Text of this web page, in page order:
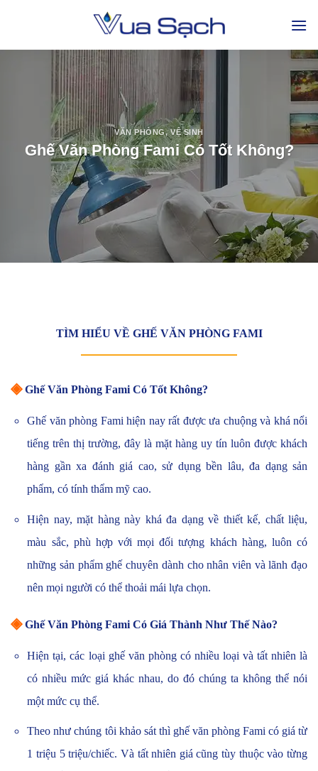
VĂN PHÒNG,VỆ SINH
Ghế Văn Phòng Fami Có Tốt Không?
TÌM HIỂU VỀ GHẾ VĂN PHÒNG FAMI
◈ Ghế Văn Phòng Fami Có Tốt Không?
Ghế văn phòng Fami hiện nay rất được ưa chuộng và khá nổi
tiếng trên thị trường, đây là mặt hàng uy tín luôn được khách
hàng gần xa đánh giá cao, sử dụng bền lâu, đa dạng sản
phẩm, có tính thẩm mỹ cao.
Hiện nay, mặt hàng này khá đa dạng về thiết kế, chất liệu,
màu sắc, phù hợp với mọi đối tượng khách hàng, luôn có
những sản phẩm ghế chuyên dành cho nhân viên và lãnh đạo
nên mọi người có thể thoải mái lựa chọn.
◈ Ghế Văn Phòng Fami Có Giá Thành Như Thế Nào?
Hiện tại, các loại ghế văn phòng có nhiều loại và tất nhiên là
có nhiều mức giá khác nhau, do đó chúng ta không thể nói
một mức cụ thể.
Theo như chúng tôi khảo sát thì ghế văn phòng Fami có giá từ
1 triệu 5 triệu/chiếc. Và tất nhiên giá cũng tùy thuộc vào từng